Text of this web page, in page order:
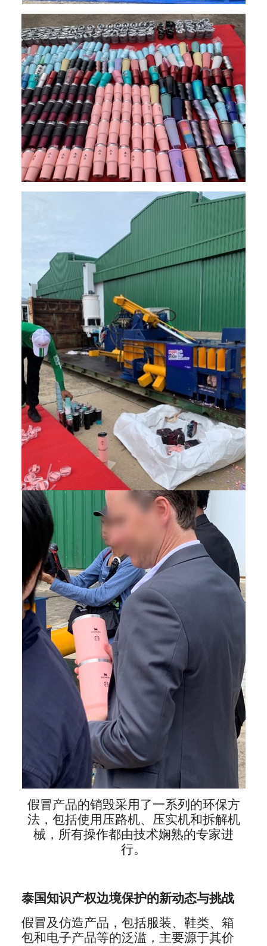
假冒产品的销毁采用了一系列的环保方
法，包括使用压路机、压实机和拆解机
械，所有操作都由技术娴熟的专家进
行。
泰国知识产权边境保护的新动态与挑战
假冒及仿造产品，包括服装、鞋类、箱
包和电子产品等的泛滥，主要源于其价